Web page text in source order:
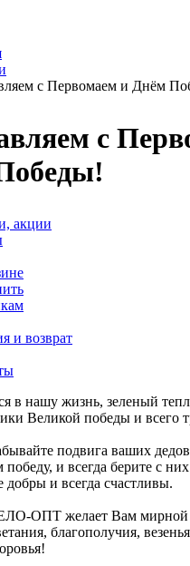
с Первомаем и Днём
с
акции
и возврат
в нашу жизнь, зеленый
Великой победы и всего
подвига ваших
победу, и всегда берите с
добры и всегда счастливы.
ОПТ желает Вам мирной
благополучия,